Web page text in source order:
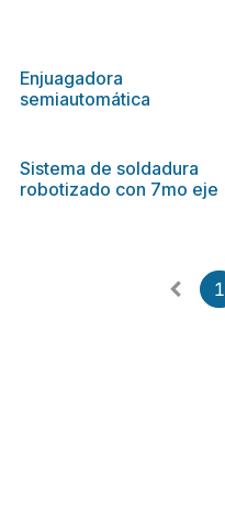
Enjuagadora
semiautomática
Sistema de soldadura
robotizado con 7mo eje
1